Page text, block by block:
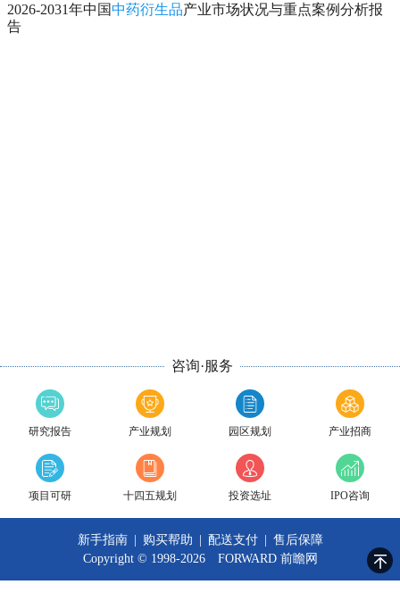
2026-2031年中国中药衍生品产业市场状况与重点案例分析报
告
咨询·服务
研究报告 产业规划 园区规划 产业招商
项目可研 十四五规划 投资选址 IPO咨询
新手指南 购买帮助 配送支付
售后保障
Copyright © 1998-2026 FORWARD 前瞻网